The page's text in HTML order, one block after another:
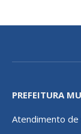
PREFEITURA
Atendimento de